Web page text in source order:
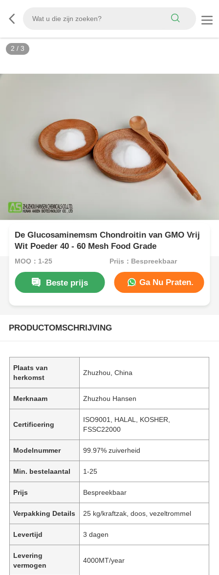
2 / 3
De Glucosaminemsm Chondroitin van GMO Vrij
Wit Poeder 40 - 60 Mesh Food Grade
MOQ：1-25 Prijs：Bespreekbaar
Beste prijs Ga Nu Praten.
PRODUCTOMSCHRIJVING
Plaats van
herkomst
Zhuzhou, China
Merknaam Zhuzhou Hansen
Certificering
ISO9001, HALAL, KOSHER,
FSSC22000
Modelnummer 99.97% zuiverheid
Min. bestelaantal 1-25
Prijs Bespreekbaar
Verpakking Details 25 kg/kraftzak, doos, vezeltrommel
Levertijd 3 dagen
Levering
vermogen
4000MT/year